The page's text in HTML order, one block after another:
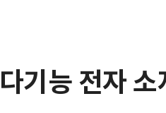
기능 전자 소